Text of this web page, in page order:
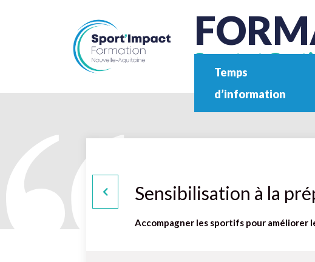
Sport et
Temps
d’information
Sensibilisation à la
Accompagner les sportifs pour améliorer